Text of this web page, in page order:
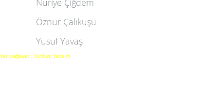
Nuriye Çiğdem
Öznur Çalıkuşu
Yusuf Yavaş
Yer sağlayıcı: Yurdum Yazılım